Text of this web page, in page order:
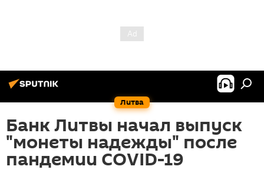
Литва
Банк Литвы начал выпуск
"монеты надежды" после
пандемии COVID-19